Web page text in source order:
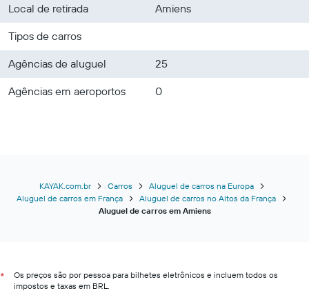
Local de retirada
Amiens
Tipos de carros
Agências de aluguel
25
Agências em aeroportos
0
KAYAK.com.br Carros
Aluguel de carros na Europa
Aluguel de carros em França
Aluguel de carros no Altos da França
Aluguel de carros em Amiens
*
Os preços são por pessoa para bilhetes eletrônicos e incluem todos os
impostos e taxas em BRL.